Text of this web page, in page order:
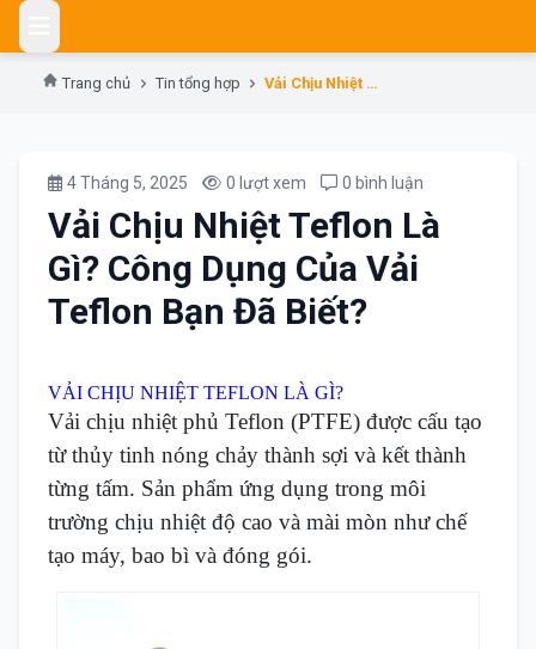
Skip
content
Trang chủ Tin tổng hợp Vải Chịu Nhiệt Teflon Là Gì? Công Dụng Của Vải Teflon Bạn Đã Biết?
4 Tháng 5, 2025 0 lượt xem 0 bình luận
Vải Chịu Nhiệt Teflon Là
Gì? Công Dụng Của Vải
Teflon Bạn Đã Biết?
VẢI CHỊU NHIỆT TEFLON LÀ GÌ?
Vải chịu nhiệt phủ Teflon (PTFE) được cấu tạo
từ thủy tinh nóng chảy thành sợi và kết thành
từng tấm. Sản phẩm ứng dụng trong môi
trường chịu nhiệt độ cao và mài mòn như chế
tạo máy, bao bì và đóng gói.